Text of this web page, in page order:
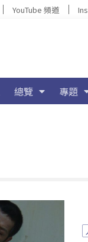
YouTube 頻道
總覽 專題